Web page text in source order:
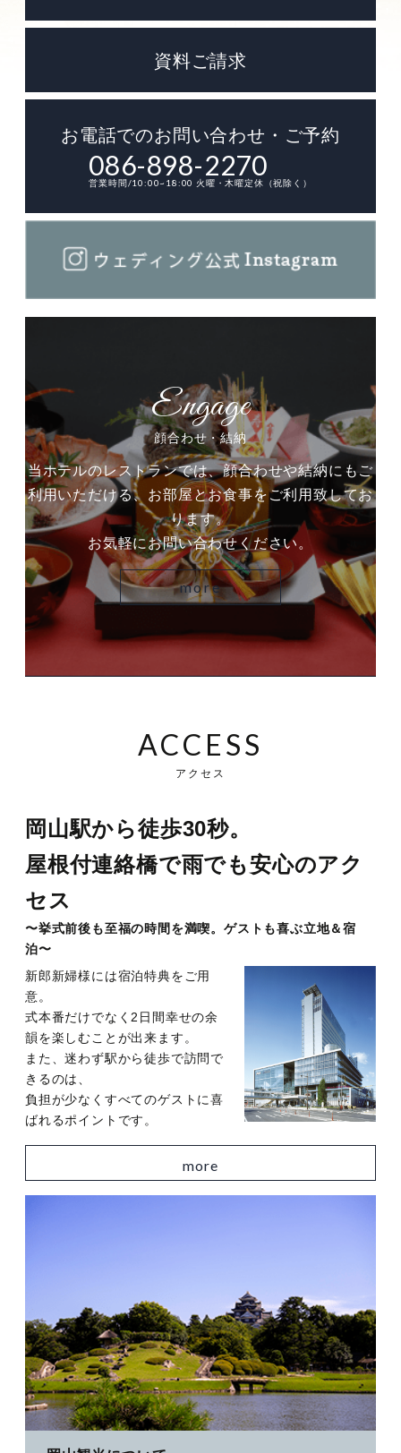
資料ご請求
お電話でのお問い合わせ・ご予約
086-898-2270
営業時間/10:00~18:00 火曜・木曜定休（祝除く）
顔合わせ・結納
当ホテルのレストランでは、顔合わせや結納にもご
利用いただける、お部屋とお食事をご利用致してお
ります。
お気軽にお問い合わせください。
more
ACCESS
アクセス
岡山駅から徒歩30秒。
屋根付連絡橋で雨でも安心のアク
セス
〜挙式前後も至福の時間を満喫。ゲストも喜ぶ立地＆宿
泊〜
新郎新婦様には宿泊特典をご用
意。
式本番だけでなく2日間幸せの余
韻を楽しむことが出来ます。
また、迷わず駅から徒歩で訪問で
きるのは、
負担が少なくすべてのゲストに喜
ばれるポイントです。
more